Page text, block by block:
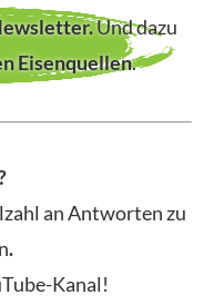
.Und dazu
Eisenquellen.
an Antworten zu
.
Kanal!